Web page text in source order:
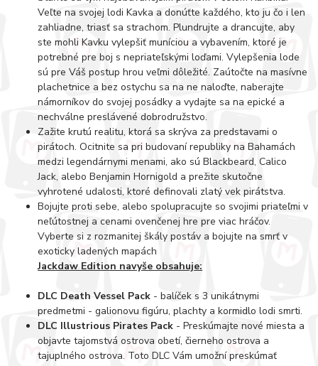
Veľte na svojej lodi Kavka a donúťte každého, kto ju čo i len
zahliadne, triasť sa strachom. Plundrujte a drancujte, aby
ste mohli Kavku vylepšiť muníciou a vybavením, ktoré je
potrebné pre boj s nepriateľskými loďami. Vylepšenia lode
sú pre Váš postup hrou veľmi dôležité. Zaútočte na masívne
plachetnice a bez ostychu sa na ne naloďte, naberajte
námorníkov do svojej posádky a vydajte sa na epické a
nechválne preslávené dobrodružstvo.
Zažite krutú realitu, ktorá sa skrýva za predstavami o
pirátoch. Ocitnite sa pri budovaní republiky na Bahamách
medzi legendárnymi menami, ako sú Blackbeard, Calico
Jack, alebo Benjamin Hornigold a prežite skutočne
vyhrotené udalosti, ktoré definovali zlatý vek pirátstva.
Bojujte proti sebe, alebo spolupracujte so svojimi priateľmi v
neľútostnej a cenami ovenčenej hre pre viac hráčov.
Vyberte si z rozmanitej škály postáv a bojujte na smrť v
exoticky ladených mapách
Jackdaw Edition navyše obsahuje:
DLC Death Vessel Pack - balíček s 3 unikátnymi
predmetmi - galionovu figúru, plachty a kormidlo lodi smrti.
DLC Illustrious Pirates Pack - Preskúmajte nové miesta a
objavte tajomstvá ostrova obetí, čierneho ostrova a
tajuplného ostrova. Toto DLC Vám umožní preskúmať